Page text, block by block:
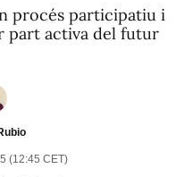
procés participatiu i
part activa del futur
(12:45 CET)